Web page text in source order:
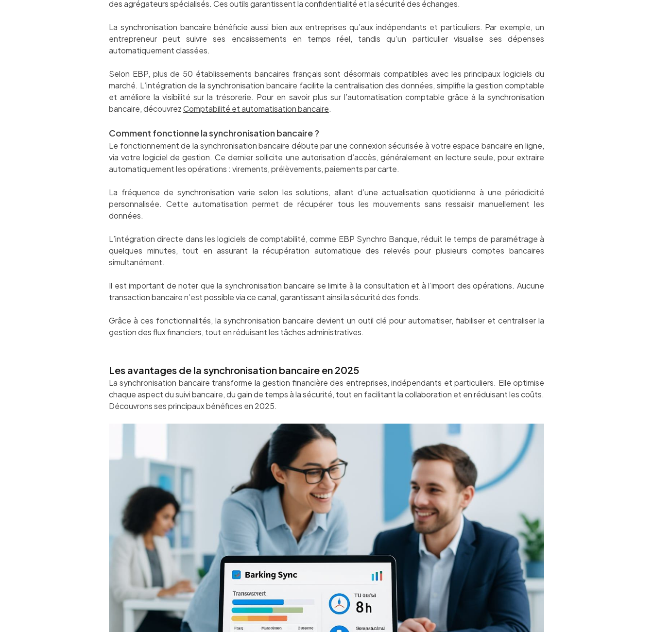
des agrégateurs spécialisés. Ces outils garantissent la confidentialité et la sécurité des échanges.
La synchronisation bancaire bénéficie aussi bien aux entreprises qu’aux indépendants et particuliers. Par exemple, un
entrepreneur peut suivre ses encaissements en temps réel, tandis qu’un particulier visualise ses dépenses
automatiquement classées.
Selon EBP, plus de 50 établissements bancaires français sont désormais compatibles avec les principaux logiciels du
marché. L’intégration de la synchronisation bancaire facilite la centralisation des données, simplifie la gestion comptable
et améliore la visibilité sur la trésorerie. Pour en savoir plus sur l’automatisation comptable grâce à la synchronisation
bancaire, découvrezComptabilité et automatisation bancaire.
Comment fonctionne la synchronisation bancaire ?
Le fonctionnement de la synchronisation bancaire débute par une connexion sécurisée à votre espace bancaire en ligne,
via votre logiciel de gestion. Ce dernier sollicite une autorisation d’accès, généralement en lecture seule, pour extraire
automatiquement les opérations : virements, prélèvements, paiements par carte.
La fréquence de synchronisation varie selon les solutions, allant d’une actualisation quotidienne à une périodicité
personnalisée. Cette automatisation permet de récupérer tous les mouvements sans ressaisir manuellement les
données.
L’intégration directe dans les logiciels de comptabilité, comme EBP Synchro Banque, réduit le temps de paramétrage à
quelques minutes, tout en assurant la récupération automatique des relevés pour plusieurs comptes bancaires
simultanément.
Il est important de noter que la synchronisation bancaire se limite à la consultation et à l’import des opérations. Aucune
transaction bancaire n’est possible via ce canal, garantissant ainsi la sécurité des fonds.
Grâce à ces fonctionnalités, la synchronisation bancaire devient un outil clé pour automatiser, fiabiliser et centraliser la
gestion des flux financiers, tout en réduisant les tâches administratives.
Les avantages de la synchronisation bancaire en 2025
La synchronisation bancaire transforme la gestion financière des entreprises, indépendants et particuliers. Elle optimise
chaque aspect du suivi bancaire, du gain de temps à la sécurité, tout en facilitant la collaboration et en réduisant les coûts.
Découvrons ses principaux bénéfices en 2025.